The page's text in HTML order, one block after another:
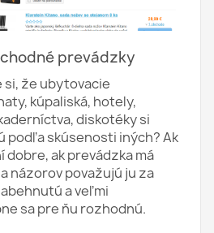
prevádzky
si, že ubytovacie
kúpaliská, hotely,
diskotéky si
podľa skúsenosti iných? Ak
dobre, ak prevádzka má
názorov považujú ju za
a veľmi
sa pre ňu rozhodnú.